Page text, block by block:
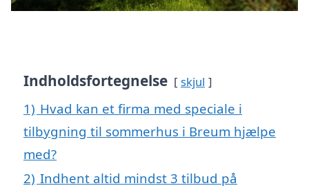
Indholdsfortegnelse skjul
1) Hvad kan et firma med speciale i
tilbygning til sommerhus i Breum hjælpe
med?
2) Indhent altid mindst 3 tilbud på